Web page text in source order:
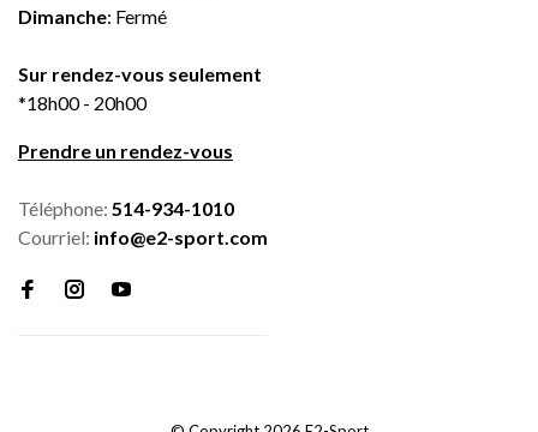
Dimanche: Fermé
Sur rendez-vous seulement
*18h00 - 20h00
Prendre un rendez-vous
Téléphone: 514-934-1010
Courriel: info@e2-sport.com